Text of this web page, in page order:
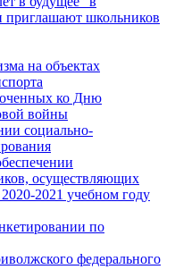
приглашают школьников
на объектах
ко Дню
войны
социально-
осуществляющих
2021 учебном году
по
федерального